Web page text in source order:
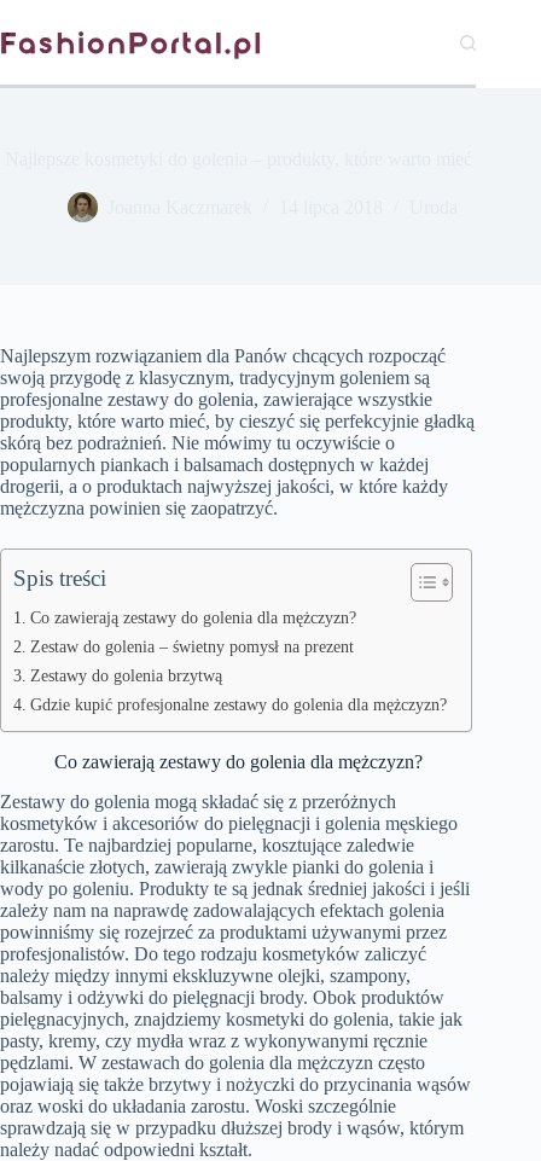
do
treści
Najlepszym rozwiązaniem dla Panów chcących rozpocząć
swoją przygodę z klasycznym, tradycyjnym goleniem są
profesjonalne zestawy do golenia, zawierające wszystkie
produkty, które warto mieć, by cieszyć się perfekcyjnie gładką
skórą bez podrażnień. Nie mówimy tu oczywiście o
popularnych piankach i balsamach dostępnych w każdej
drogerii, a o produktach najwyższej jakości, w które każdy
mężczyzna powinien się zaopatrzyć.
Spis treści
Co zawierają zestawy do golenia dla mężczyzn?
Zestaw do golenia – świetny pomysł na prezent
Zestawy do golenia brzytwą
Gdzie kupić profesjonalne zestawy do golenia dla mężczyzn?
Co zawierają zestawy do golenia dla mężczyzn?
Zestawy do golenia mogą składać się z przeróżnych
kosmetyków i akcesoriów do pielęgnacji i golenia męskiego
zarostu. Te najbardziej popularne, kosztujące zaledwie
kilkanaście złotych, zawierają zwykle pianki do golenia i
wody po goleniu. Produkty te są jednak średniej jakości i jeśli
zależy nam na naprawdę zadowalających efektach golenia
powinniśmy się rozejrzeć za produktami używanymi przez
profesjonalistów. Do tego rodzaju kosmetyków zaliczyć
należy między innymi ekskluzywne olejki, szampony,
balsamy i odżywki do pielęgnacji brody. Obok produktów
pielęgnacyjnych, znajdziemy kosmetyki do golenia, takie jak
pasty, kremy, czy mydła wraz z wykonywanymi ręcznie
pędzlami. W zestawach do golenia dla mężczyzn często
pojawiają się także brzytwy i nożyczki do przycinania wąsów
oraz woski do układania zarostu. Woski szczególnie
sprawdzają się w przypadku dłuższej brody i wąsów, którym
należy nadać odpowiedni kształt.